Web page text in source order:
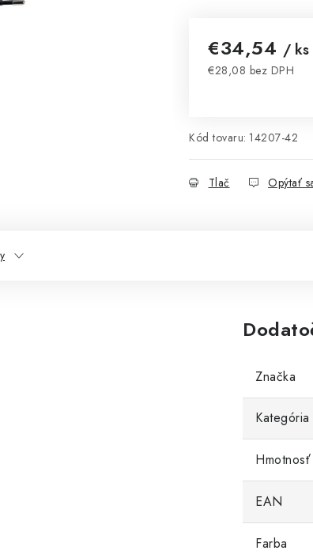
€34,54 / ks
€28,08 bez DPH
Kód tovaru: 14207-42
Tlač Opýtať
Značka
Kategória
Hmotnosť
EAN
Farba